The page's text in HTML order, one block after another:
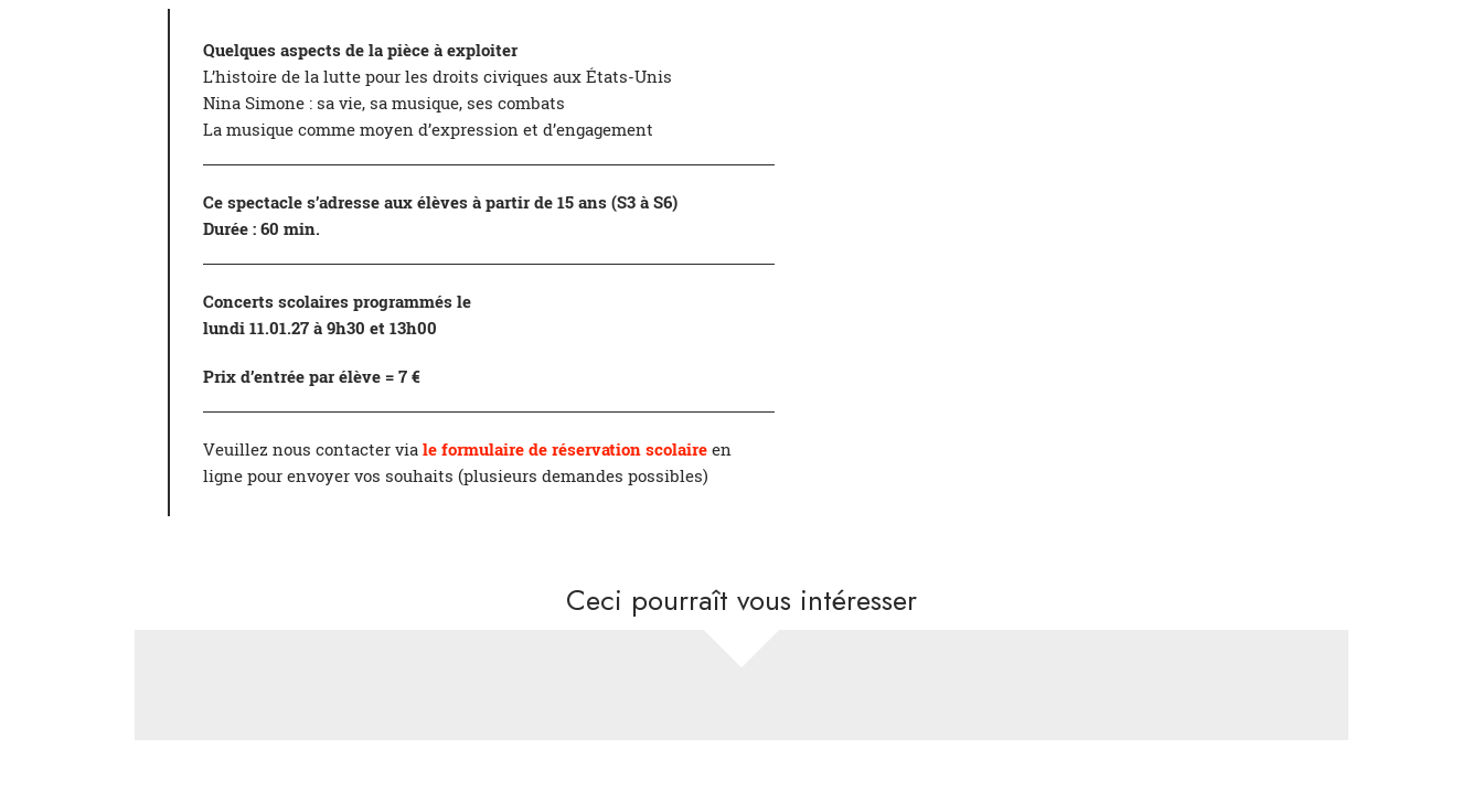
Quelques aspects de la pièce à exploiter
L’histoire de la lutte pour les droits civiques aux États-Unis
Nina Simone : sa vie, sa musique, ses combats
La musique comme moyen d’expression et d’engagement
Ce spectacle s’adresse aux élèves à partir de 15 ans (S3 à S6)
Durée : 60 min.
Concerts scolaires programmés le
lundi 11.01.27 à 9h30 et 13h00
Prix d’entrée par élève = 7 €
Veuillez nous contacter via le formulaire de réservation scolaire en
ligne pour envoyer vos souhaits (plusieurs demandes possibles)
Ceci pourraît vous intéresser